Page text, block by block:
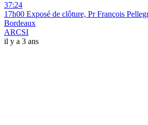
37:24
17h00 Exposé de clôture, Pr François
Bordeaux
ARCSI
il y a 3 ans